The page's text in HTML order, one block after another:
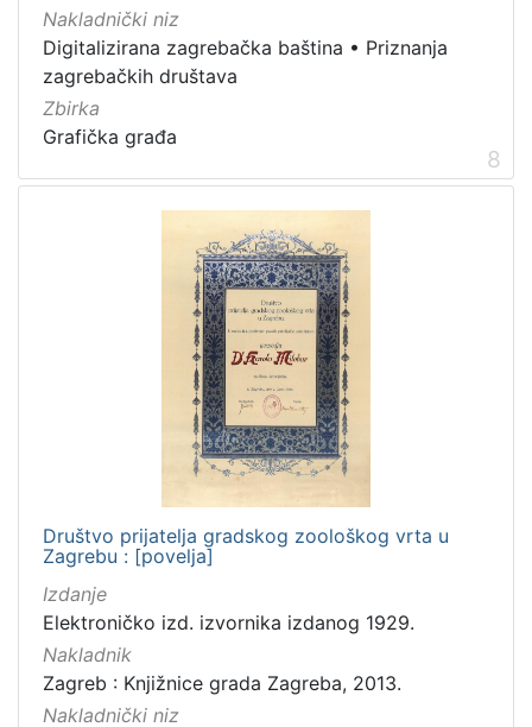
Nakladnički niz
Digitalizirana zagrebačka baština • Priznanja
zagrebačkih društava
Zbirka
Grafička građa
8
Društvo prijatelja gradskog zoološkog vrta u
Zagrebu : [povelja]
Izdanje
Elektroničko izd. izvornika izdanog 1929.
Nakladnik
Zagreb : Knjižnice grada Zagreba, 2013.
Nakladnički niz